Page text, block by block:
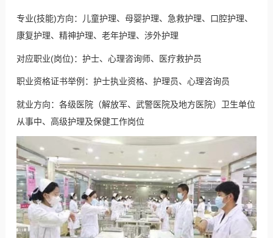
专业(技能)方向：儿童护理、母婴护理、急救护理、口腔护理、
康复护理、精神护理、老年护理、涉外护理
对应职业(岗位)：护士、心理咨询师、医疗救护员
职业资格证书举例：护士执业资格、护理员、心理咨询员
就业方向：各级医院（解放军、武警医院及地方医院）卫生单位
从事中、高级护理及保健工作岗位